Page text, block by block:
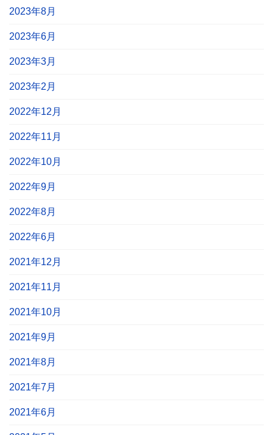
2023年8月
2023年6月
2023年3月
2023年2月
2022年12月
2022年11月
2022年10月
2022年9月
2022年8月
2022年6月
2021年12月
2021年11月
2021年10月
2021年9月
2021年8月
2021年7月
2021年6月